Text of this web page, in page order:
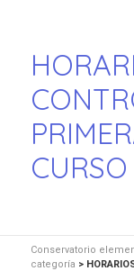
Conservatorio
categoría >